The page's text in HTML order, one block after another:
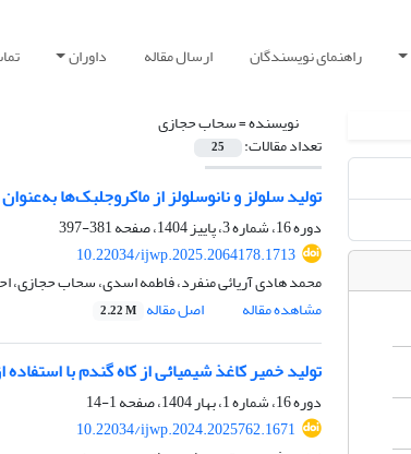
راهنمای نویسندگان ارسال مقاله داوران
نویسنده =سحاب حجازی
تعداد مقالات: 25
تولید سلولز و نانوسلولز از ماکروجلبک‌ها
دوره 16، شماره 3، پاییز 1404، صفحه
381-397
10.22034/ijwp.2025.2064178.1713
محمد هادی آریائی منفرد، فاطمه اسدی، سحاب حجازی،
مشاهده مقاله
اصل مقاله 2.22 M
تولید خمیر کاغذ شیمیائی از کاه گندم با استفاده
دوره 16، شماره 1، بهار 1404، صفحه
1-14
10.22034/ijwp.2024.2025762.1671